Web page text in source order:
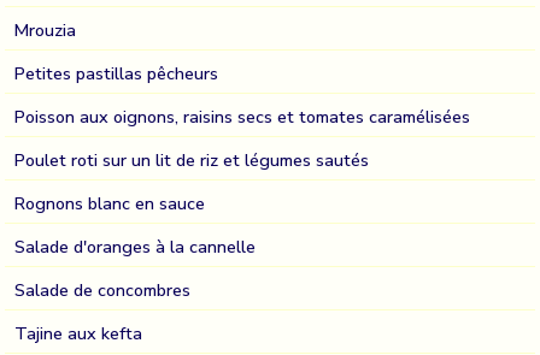
Mrouzia
Petites pastillas pêcheurs
Poisson aux oignons, raisins secs et tomates caramélisées
Poulet roti sur un lit de riz et légumes sautés
Rognons blanc en sauce
Salade d'oranges à la cannelle
Salade de concombres
Tajine aux kefta